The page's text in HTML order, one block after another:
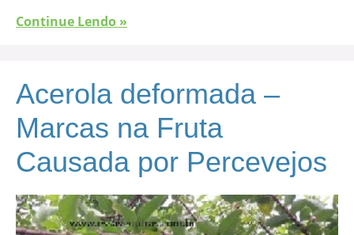
Continue Lendo »
Acerola deformada –
Marcas na Fruta
Causada por Percevejos